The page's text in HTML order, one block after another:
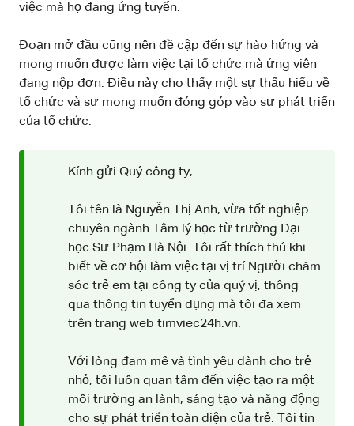
việc mà họ đang ứng tuyển.
Đoạn mở đầu cũng nên đề cập đến sự hào hứng và
mong muốn được làm việc tại tổ chức mà ứng viên
đang nộp đơn. Điều này cho thấy một sự thấu hiểu về
tổ chức và sự mong muốn đóng góp vào sự phát triển
của tổ chức.
Kính gửi Quý công ty,
Tôi tên là Nguyễn Thị Anh, vừa tốt nghiệp
chuyên ngành Tâm lý học từ trường Đại
học Sư Phạm Hà Nội. Tôi rất thích thú khi
biết về cơ hội làm việc tại vị trí Người chăm
sóc trẻ em tại công ty của quý vị, thông
qua thông tin tuyển dụng mà tôi đã xem
trên trang web timviec24h.vn.
Với lòng đam mê và tình yêu dành cho trẻ
nhỏ, tôi luôn quan tâm đến việc tạo ra một
môi trường an lành, sáng tạo và năng động
cho sự phát triển toàn diện của trẻ. Tôi tin